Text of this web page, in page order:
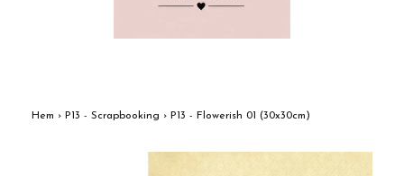
Hem › P13 - Scrapbooking › P13 - Flowerish 01 (30x30cm)